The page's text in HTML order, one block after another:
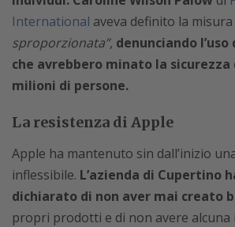
International aveva definito la misura
sproporzionata”, denunciando
che avrebbero minato la
milioni di persone.
La resistenza di Apple
Apple ha mantenuto sin dall’inizio
inflessibile. L’azienda di Cupertino
dichiarato di non aver mai creato
propri prodotti e di non avere alcuna